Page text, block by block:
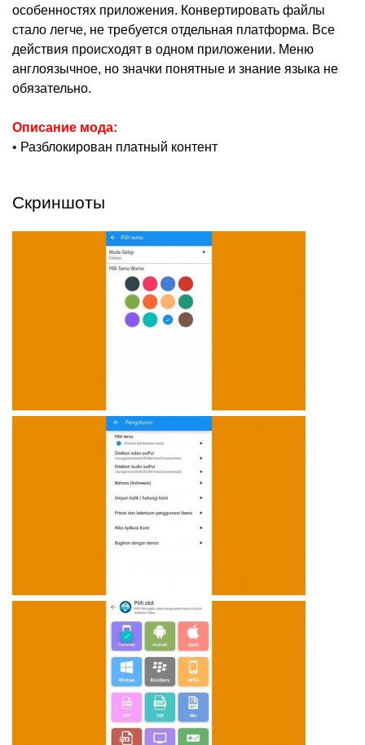
особенностях приложения. Конвертировать файлы
стало легче, не требуется отдельная платформа. Все
действия происходят в одном приложении. Меню
англоязычное, но значки понятные и знание языка не
обязательно.
Описание мода:
• Разблокирован платный контент
Скриншоты